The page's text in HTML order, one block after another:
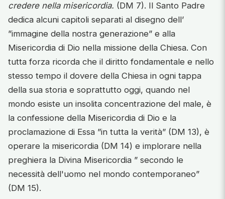
credere nella misericordia. (DM 7). Il Santo Padre
dedica alcuni capitoli separati al disegno dell’
”immagine della nostra generazione” e alla
Misericordia di Dio nella missione della Chiesa. Con
tutta forza ricorda che il diritto fondamentale e nello
stesso tempo il dovere della Chiesa in ogni tappa
della sua storia e soprattutto oggi, quando nel
mondo esiste un insolita concentrazione del male, è
la confessione della Misericordia di Dio e la
proclamazione di Essa ”in tutta la verità” (DM 13), è
operare la misericordia (DM 14) e implorare nella
preghiera la Divina Misericordia ” secondo le
necessità dell'uomo nel mondo contemporaneo”
(DM 15).